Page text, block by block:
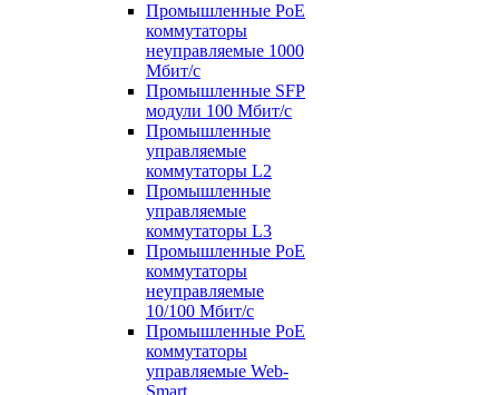
Промышленные PoE
коммутаторы
неуправляемые 1000
Мбит/с
Промышленные SFP
модули 100 Мбит/c
Промышленные
управляемые
коммутаторы L2
Промышленные
управляемые
коммутаторы L3
Промышленные PoE
коммутаторы
неуправляемые
10/100 Мбит/с
Промышленные PoE
коммутаторы
управляемые Web-
Smart